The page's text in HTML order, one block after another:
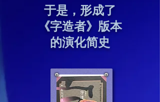
于是，形成了
《字造者》版本
的演化简史